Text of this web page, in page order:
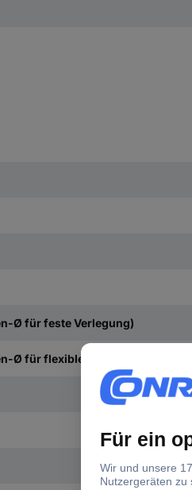
Ø für feste Verlegung)
Ø für flexiblen Einsatz)